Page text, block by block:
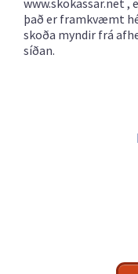
www.skokassar.net ,
það er framkvæmt
skoða myndir frá
síðan.